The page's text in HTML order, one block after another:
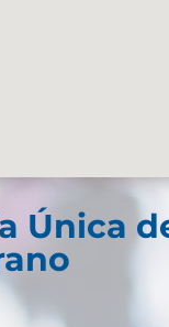
Única